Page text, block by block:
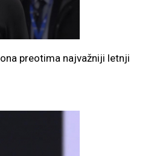
preotima najvažniji letnji